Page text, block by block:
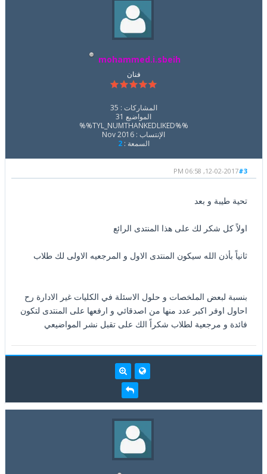
mohammed.i.sbeih
فنان
المشاركات : 35
المواضيع 31
%%TYL_NUMTHANKEDLIKED%%
الإنتساب : Nov 2016
السمعة :2
#3
12-02-2017, 06:58 PM
تحية طيبة و بعد
اولاً كل شكر لك على هذا المنتدى الرائع
ثانياً بأذن الله سيكون المنتدى الاول و المرجعيه الاولى لك طلاب
بنسبة لبعض الملخصات و حلول الاسئلة في الكليات غير الادارة رح
احاول اوفر اكبر عدد منها من اصدقائي و ارفعها على المنتدى لتكون
فائدة و مرجعية لطلاب شكراً الك على تقبل نشر المواضيعي